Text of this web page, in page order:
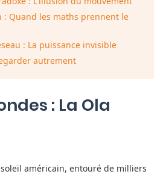
: Quand les maths prennent le
: La puissance invisible
autrement
: La Ola
américain, entouré de milliers